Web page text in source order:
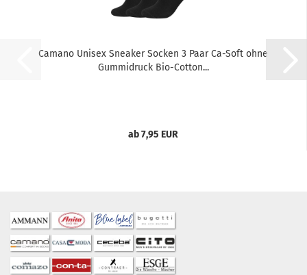
Camano Unisex Sneaker Socken 3 Paar Ca-Soft ohne
Gummidruck Bio-Cotton...
ab 7,95 EUR